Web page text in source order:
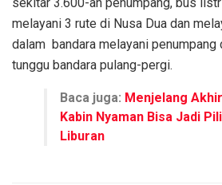
melayani 3 rute di Nusa Dua dan
dalam bandara melayani
tunggu bandara pulang-pergi.
Baca juga: Menjelang
Kabin Nyaman Bisa Jadi
Liburan